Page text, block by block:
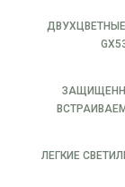
ЛЕГКИЕ